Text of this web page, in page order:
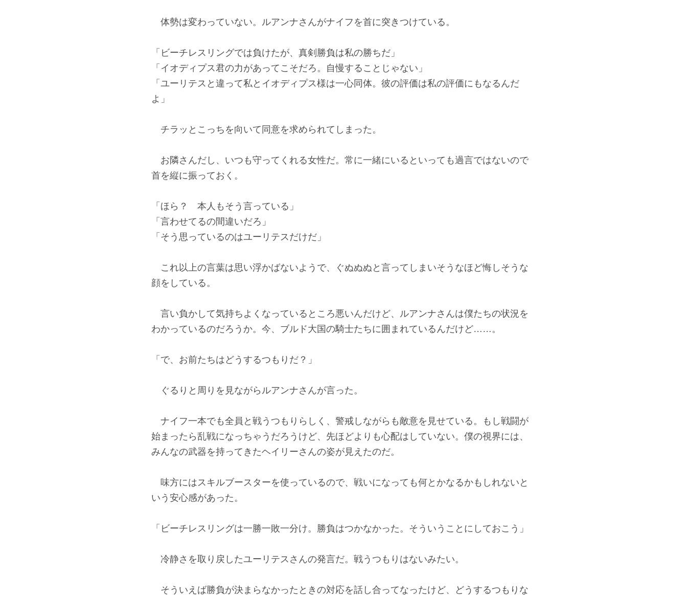
体勢は変わっていない。ルアンナさんがナイフを首に突きつけている。
「ビーチレスリングでは負けたが、真剣勝負は私の勝ちだ」
「イオディプス君の力があってこそだろ。自慢することじゃない」
「ユーリテスと違って私とイオディプス様は一心同体。彼の評価は私の評価にもなるんだ
よ」
チラッとこっちを向いて同意を求められてしまった。
お隣さんだし、いつも守ってくれる女性だ。常に一緒にいるといっても過言ではないので
首を縦に振っておく。
「ほら？ 本人もそう言っている」
「言わせてるの間違いだろ」
「そう思っているのはユーリテスだけだ」
これ以上の言葉は思い浮かばないようで、ぐぬぬぬと言ってしまいそうなほど悔しそうな
顔をしている。
言い負かして気持ちよくなっているところ悪いんだけど、ルアンナさんは僕たちの状況を
わかっているのだろうか。今、ブルド大国の騎士たちに囲まれているんだけど……。
「で、お前たちはどうするつもりだ？」
ぐるりと周りを見ながらルアンナさんが言った。
ナイフ一本でも全員と戦うつもりらしく、警戒しながらも敵意を見せている。もし戦闘が
始まったら乱戦になっちゃうだろうけど、先ほどよりも心配はしていない。僕の視界には、
みんなの武器を持ってきたヘイリーさんの姿が見えたのだ。
味方にはスキルブースターを使っているので、戦いになっても何とかなるかもしれないと
いう安心感があった。
「ビーチレスリングは一勝一敗一分け。勝負はつかなかった。そういうことにしておこう」
冷静さを取り戻したユーリテスさんの発言だ。戦うつもりはないみたい。
そういえば勝負が決まらなかったときの対応を話し合ってなったけど、どうするつもりな